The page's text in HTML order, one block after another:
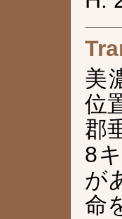
美
位
郡
8
が
命